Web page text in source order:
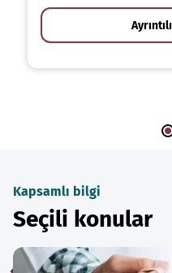
Kapsamlı bilgi
Seçili konular